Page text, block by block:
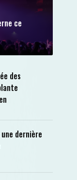
ce
des
dernière